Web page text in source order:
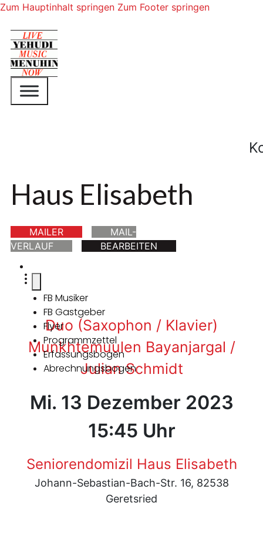
Zum Hauptinhalt springen Zum Footer springen
Haus Elisabeth
MAILER
MAIL-
VERLAUF
BEARBEITEN
FB Musiker
FB Gastgeber
Flyer
Programmzettel
Erfassungsbogen
Abrechnungsbogen
Duo (Saxophon / Klavier)
Munkhtemuulen Bayanjargal /
Julian Schmidt
Mi. 13 Dezember 2023
15:45 Uhr
Seniorendomizil Haus Elisabeth
Johann-Sebastian-Bach-Str. 16, 82538
Geretsried